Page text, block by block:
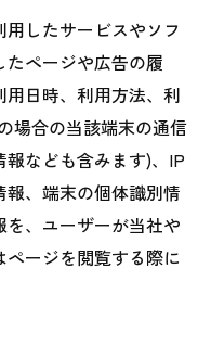
したサービスやソフ
たページや広告の履
日時、利用方法、利
場合の当該端末の通信
なども含みます)、IP
、端末の個体識別情
、ユーザーが当社や
ージを閲覧する際に